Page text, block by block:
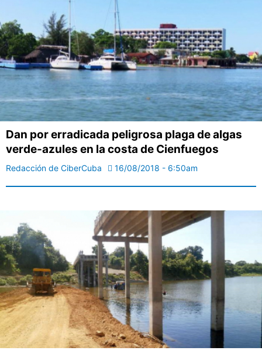
Dan por erradicada peligrosa plaga de algas
verde-azules en la costa de Cienfuegos
Redacción de CiberCuba 16/08/2018 - 6:50am